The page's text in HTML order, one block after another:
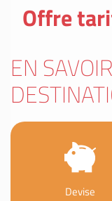
Offre
EN SAVOIR
Devise